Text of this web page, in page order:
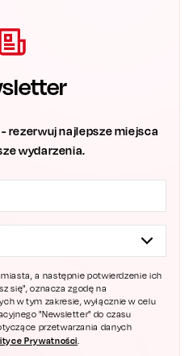
rezerwuj najlepsze miejsca
wydarzenia.
a następnie potwierdzenie ich
się", oznacza zgodę na
w tym zakresie, wyłącznie w celu
"Newsletter" do czasu
przetwarzania danych
Prywatności.